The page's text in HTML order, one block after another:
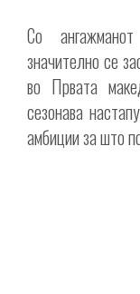
Со
значително се
во Првата
сезонава
амбиции за што